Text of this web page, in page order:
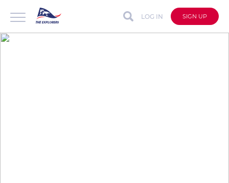
LOG IN SIGN UP